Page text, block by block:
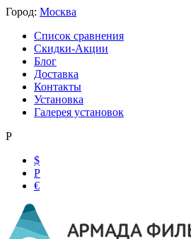
Город: Москва
Список сравнения
Скидки-Акции
Блог
Доставка
Контакты
Установка
Галерея установок
Р
$
Р
€